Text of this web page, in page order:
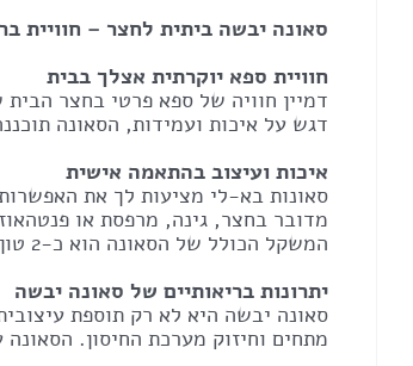
סאונה יבשה ביתית לחצר – חוויית
חוויית ספא יוקרתית אצלך בבית
דמיין חוויה של ספא פרטי בחצר
דגש על איכות ועמידות, הסאונה
איכות ועיצוב בהתאמה אישית
סאונות בא-לי מציעות לך את
מדובר בחצר, גינה, מרפסת או
המשקל הכולל של הסאונה הוא כ-2 טון, אך בזכות המבנה החכם, ניתן להזיזה בקלות באמצעות מנוף.
יתרונות בריאותיים של סאונה יבשה
סאונה יבשה היא לא רק תוספת
מתחים וחיזוק מערכת החיסון.